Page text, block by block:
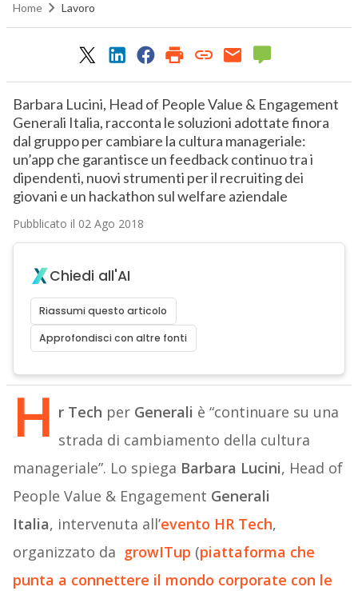
Home Lavoro
Barbara Lucini, Head of People Value & Engagement
Generali Italia, racconta le soluzioni adottate finora
dal gruppo per cambiare la cultura manageriale:
un’app che garantisce un feedback continuo tra i
dipendenti, nuovi strumenti per il recruiting dei
giovani e un hackathon sul welfare aziendale
Pubblicato il 02 Ago 2018
Chiedi all'AI
Riassumi questo articolo
Approfondisci con altre fonti
H r Tech per Generali è “continuare su una
strada di cambiamento della cultura
manageriale”. Lo spiega Barbara Lucini, Head of
People Value & Engagement Generali
Italia, intervenuta all’evento HR Tech,
organizzato da growITup (piattaforma che
punta a connettere il mondo corporate con le